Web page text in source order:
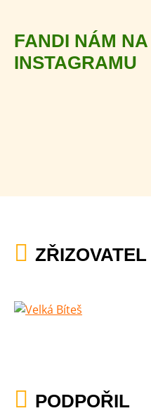
FANDI NÁM
INSTAGRAMU
ZŘIZOVATEL
PODPOŘIL